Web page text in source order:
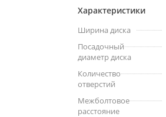
Характеристики
Ширина диска
Посадочный
диаметр диска
Количество
отверстий
Межболтовое
расстояние